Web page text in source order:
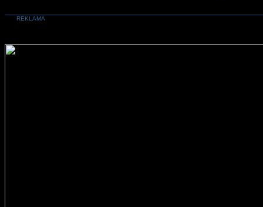
REKLAMA